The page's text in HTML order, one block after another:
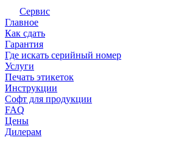
Сервис
Главное
Как сдать
Гарантия
Где искать серийный номер
Услуги
Печать этикеток
Инструкции
Софт для продукции
FAQ
Цены
Дилерам